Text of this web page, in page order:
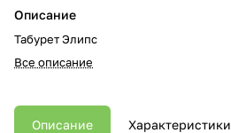
Описание
Табурет Элипс
Все описание
Описание Характеристики